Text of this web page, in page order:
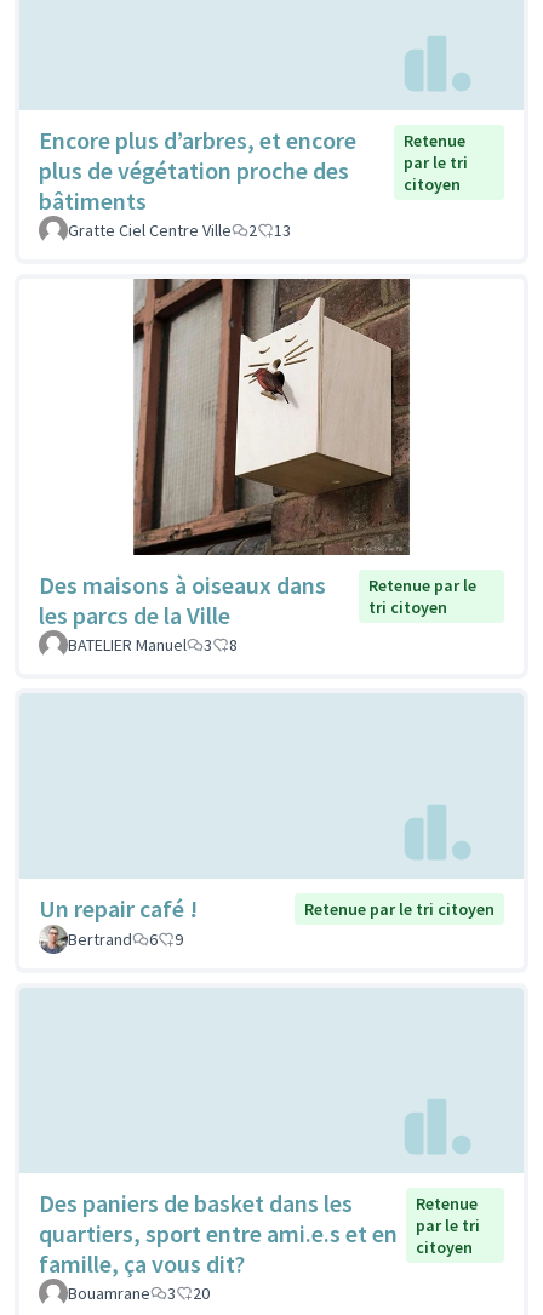
Encore plus d’arbres, et encore
plus de végétation proche des
bâtiments
Retenue
par le tri
citoyen
Gratte Ciel Centre Ville 2 13
Des maisons à oiseaux dans
les parcs de la Ville
Retenue par le
tri citoyen
BATELIER Manuel
3 8
Un repair café !
Retenue par le tri citoyen
Bertrand
6 9
Des paniers de basket dans les
quartiers, sport entre ami.e.s et en
famille, ça vous dit?
Retenue
par le tri
citoyen
Bouamrane 3 20